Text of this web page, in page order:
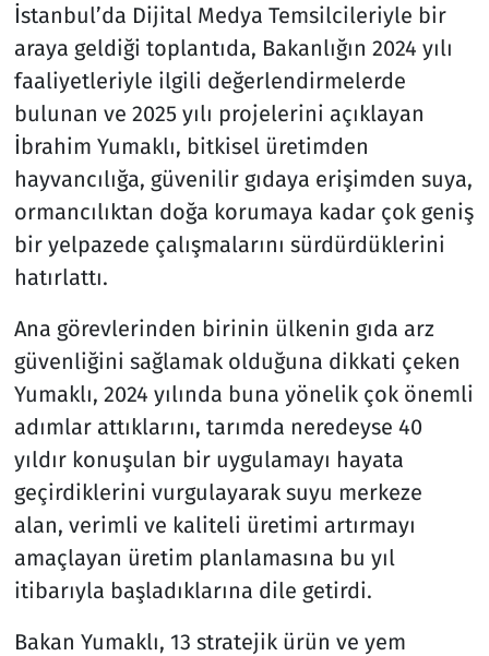
İstanbul’da Dijital Medya Temsilcileriyle bir
araya geldiği toplantıda, Bakanlığın 2024 yılı
faaliyetleriyle ilgili değerlendirmelerde
bulunan ve 2025 yılı projelerini açıklayan
İbrahim Yumaklı, bitkisel üretimden
hayvancılığa, güvenilir gıdaya erişimden suya,
ormancılıktan doğa korumaya kadar çok geniş
bir yelpazede çalışmalarını sürdürdüklerini
hatırlattı.
Ana görevlerinden birinin ülkenin gıda arz
güvenliğini sağlamak olduğuna dikkati çeken
Yumaklı, 2024 yılında buna yönelik çok önemli
adımlar attıklarını, tarımda neredeyse 40
yıldır konuşulan bir uygulamayı hayata
geçirdiklerini vurgulayarak suyu merkeze
alan, verimli ve kaliteli üretimi artırmayı
amaçlayan üretim planlamasına bu yıl
itibarıyla başladıklarına dile getirdi.
Bakan Yumaklı, 13 stratejik ürün ve yem
Spor
Teknoloji ve Bilim
Televizyon